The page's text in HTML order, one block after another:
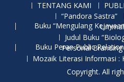
TENTANG KAMI
“Pandora Sastra”
Buku “Mengulang Kejayaan Islam Menuju
Judul Buku
Buku Peran Public Relations dalam
Mozaik Literasi Informasi :
Copyright. All